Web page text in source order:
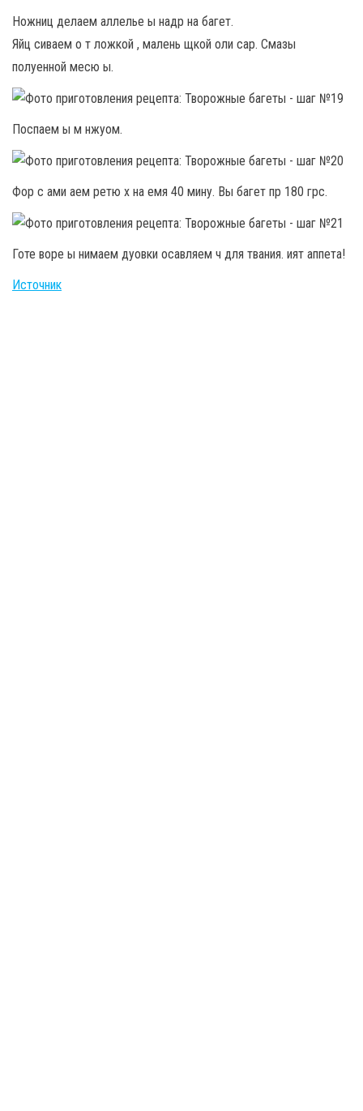
Ножниц делаем аллелье ы надр на багет.
Яйц сиваем о т ложкой , малень щкой оли сар. Смазы
полуенной месю ы.
Поспаем ы м нжуом.
Фор с ами аем ретю х на емя 40 мину. Вы багет пр 180 грс.
Готе воре ы нимаем дуовки осавляем ч для твания. ият аппета!
Источник